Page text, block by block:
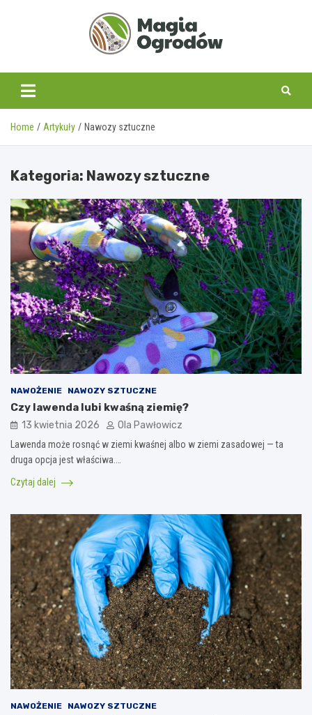
magiaogrodow.pl
Home Artykuły Nawozy sztuczne
Kategoria: Nawozy sztuczne
NAWOŻENIE NAWOZY SZTUCZNE
Czy lawenda lubi kwaśną ziemię?
13 kwietnia 2026 Ola Pawłowicz
Lawenda może rosnąć w ziemi kwaśnej albo w ziemi zasadowej — ta
druga opcja jest właściwa.…
Czytaj dalej
NAWOŻENIE NAWOZY SZTUCZNE